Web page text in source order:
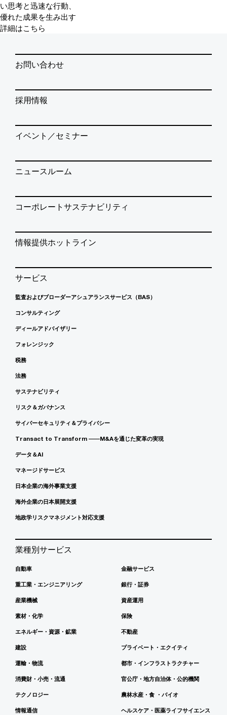
い思考と迅速な行動、
優れた成果を生み出す
詳細はこちら
お問い合わせ
採用情報
イベント／セミナー
ニュースルーム
コーポレートサステナビリティ
情報提供ホットライン
サービス
監査およびブローダーアシュアランスサービス（BAS）
コンサルティング
ディールアドバイザリー
フォレンジック
税務
法務
サステナビリティ
リスク＆ガバナンス
サイバーセキュリティ＆プライバシー
Transact to Transform ――M&Aを通じた変革の実現
データ＆AI
マネージドサービス
日本企業の海外事業支援
海外企業の日本展開支援
地政学リスクマネジメント対応支援
業種別サービス
自動車
重工業・エンジニアリング
産業機械
素材・化学
エネルギー・資源・鉱業
建設
運輸・物流
消費財・小売・流通
テクノロジー
情報通信
金融サービス
銀行・証券
資産運用
保険
不動産
プライベート・エクイティ
都市・インフラストラクチャー
官公庁・地方自治体・公的機関
農林水産・食 ・バイオ
ヘルスケア・医薬ライフサイエンス